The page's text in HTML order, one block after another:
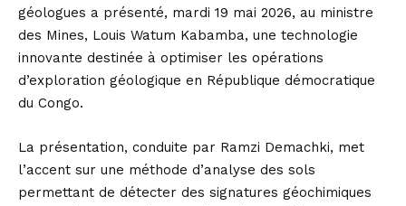
géologues a présenté, mardi 19 mai 2026, au ministre
des Mines, Louis Watum Kabamba, une technologie
innovante destinée à optimiser les opérations
d’exploration géologique en République démocratique
du Congo.
La présentation, conduite par Ramzi Demachki, met
l’accent sur une méthode d’analyse des sols
permettant de détecter des signatures géochimiques